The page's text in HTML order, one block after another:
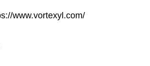
www.vortexyl.com/